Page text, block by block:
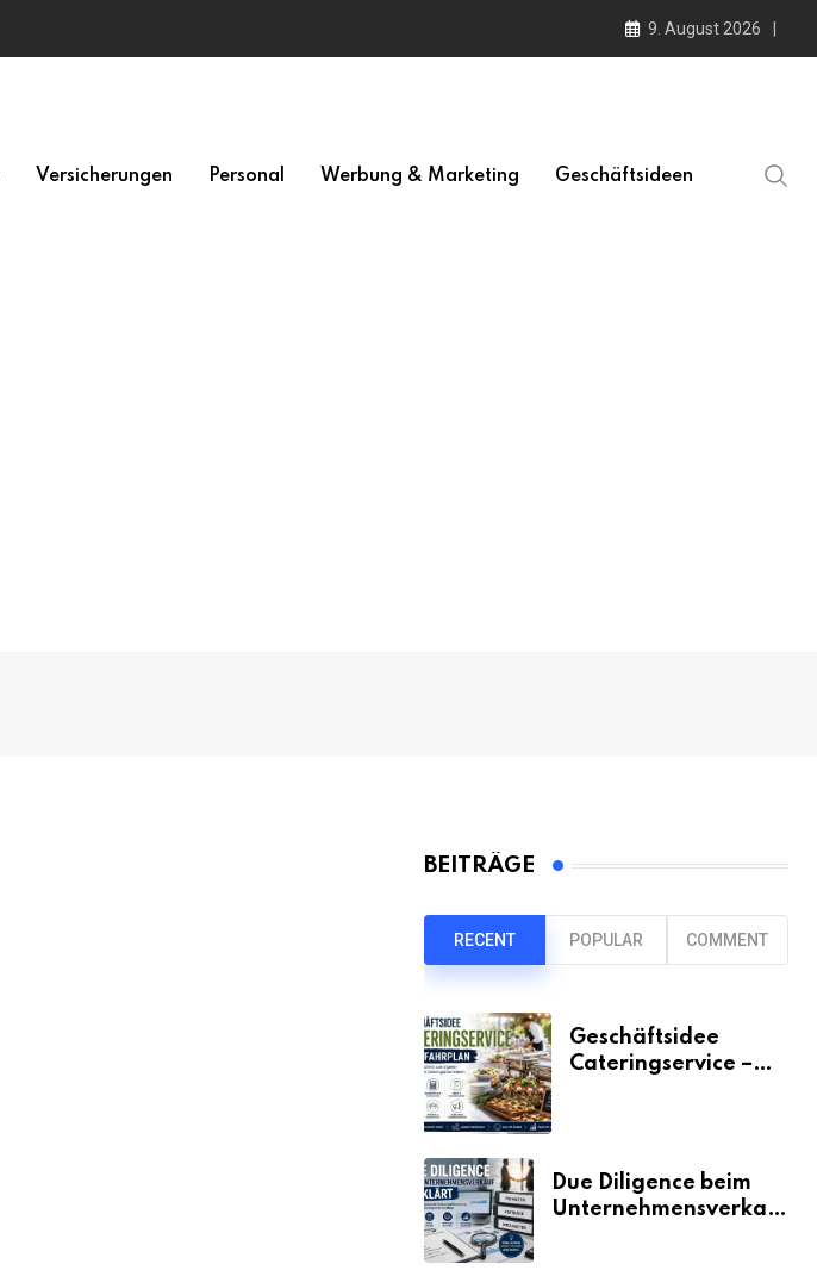
9. August 2026
Versicherungen Personal Werbung & Marketing Geschäftsideen
BEITRÄGE
RECENT POPULAR COMMENT
Geschäftsidee
Cateringservice –
Due Diligence beim
Unternehmensverkauf